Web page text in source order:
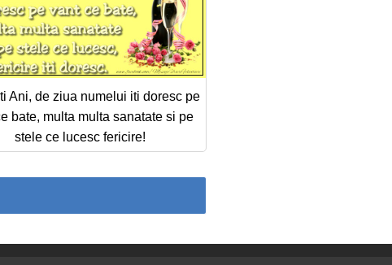
Ani, de ziua numelui iti doresc pe
bate, multa multa sanatate si pe
stele ce lucesc fericire!